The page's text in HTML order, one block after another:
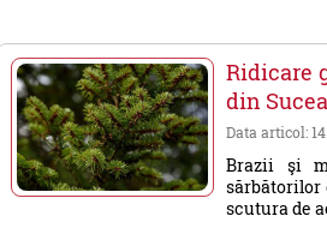
evenimente
din
Suceava
Ridicare
din
Data articol:
Brazii şi
sărbătorilor
scutura de